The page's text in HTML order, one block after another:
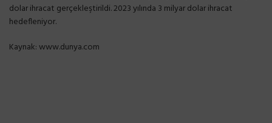
dolar ihracat gerçekleştirildi. 2023 yılında 3 milyar dolar ihracat
hedefleniyor.
Kaynak:www.dunya.com